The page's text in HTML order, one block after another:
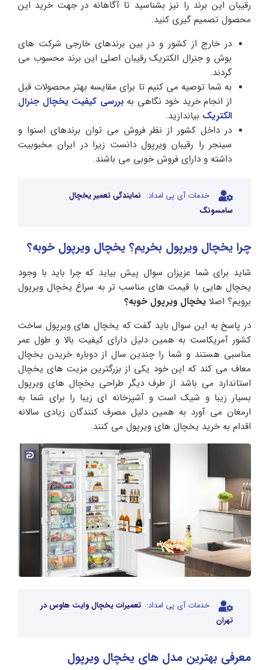
رقیبان این برند را نیز بشناسید تا آگاهانه در جهت خرید این
محصول تصمیم گیری کنید.
در خارج از کشور و در بین برندهای خارجی شرکت های
بوش و جنرال الکتریک رقیبان اصلی این برند محسوب می
گردند.
به شما توصیه می کنیم تا برای مقایسه بهتر محصولات قبل
از انجام خرید خود نگاهی بهبررسی کیفیت یخچال جنرال
الکتریک بیاندازید.
در داخل کشور از نظر فروش می توان برندهای اسنوا و
سینجر را رقیبان ویرپول دانست زیرا در ایران مخبوبیت
داشته و دارای فروش خوبی می باشند.
خدمات آی پی امداد: نمایندگی تعمیر یخچال
سامسونگ
چرا یخچال ویرپول بخریم؟ یخچال ویرپول خوبه؟
شاید برای شما عزیزان سوال پیش بیاید که چرا باید با وجود
یخچال هایی با قیمت های مناسب تر به سراغ یخچال ویرپول
برویم؟ اصلا یخچال ویرپول خوبه؟
در پاسخ به این سوال باید گفت که یخچال های ویرپول ساخت
کشور آمریکاست به همین دلیل دارای کیفیت بالا و طول عمر
مناسبی هستند و شما را چندین سال از دوباره خریدن یخچال
معاف می کند که این خود یکی از بزرگترین مزیت های یخچال
استاندارد می باشد از طرف دیگر طراحی یخچال های ویرپول
بسیار زیبا و شیک است و آشپزخانه ای زیبا را برای شما به
ارمغان می آورد به همین دلیل مصرف کنندگان زیادی سالانه
اقدام به خرید یخچال های ویرپول می‌ کنند.
خدمات آی پی امداد: تعمیرات یخچال وایت هاوس در
تهران
معرفی بهترین مدل های یخچال ویرپول